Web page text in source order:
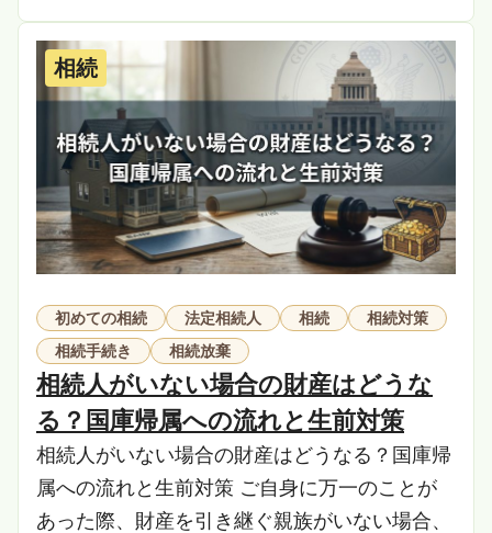
金援助や不 […]
相続
初めての相続 法定相続人 相続
相続対策
相続手続き
相続放棄
相続人がいない場合の財産はどうな
る？国庫帰属への流れと生前対策
相続人がいない場合の財産はどうなる？国庫帰
属への流れと生前対策 ご自身に万一のことが
あった際、財産を引き継ぐ親族がいない場合、